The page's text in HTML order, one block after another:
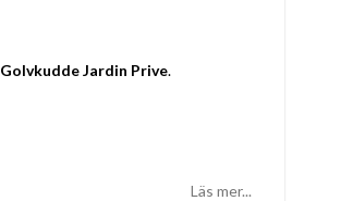
Golvkudde Jardin Prive.
Läs mer...